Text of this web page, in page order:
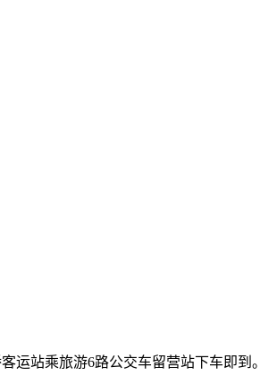
运站乘旅游6路公交车留营站下车即到。